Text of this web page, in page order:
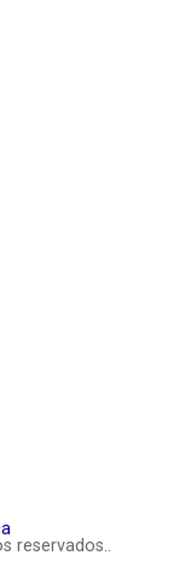
reservados..